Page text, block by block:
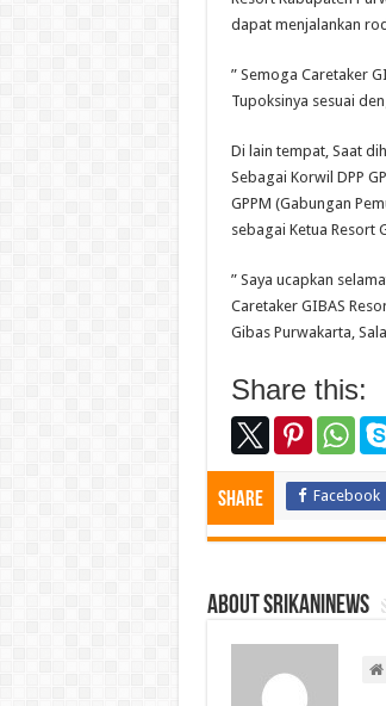
dapat menjalankan
” Semoga Caretaker
Tupoksinya sesuai
Di lain tempat, Saat
Sebagai Korwil DPP
GPPM (Gabungan
sebagai Ketua Resort
” Saya ucapkan
Caretaker GIBAS
Gibas Purwakarta,
Share this:
Share Facebook
About srikaninews